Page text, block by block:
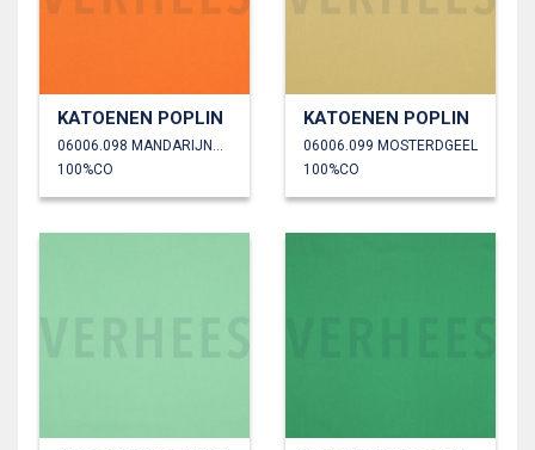
KATOENEN POPLIN
06006.098 MANDARIJNORANJE
100%CO
KATOENEN POPLIN
06006.099 MOSTERDGEEL
100%CO